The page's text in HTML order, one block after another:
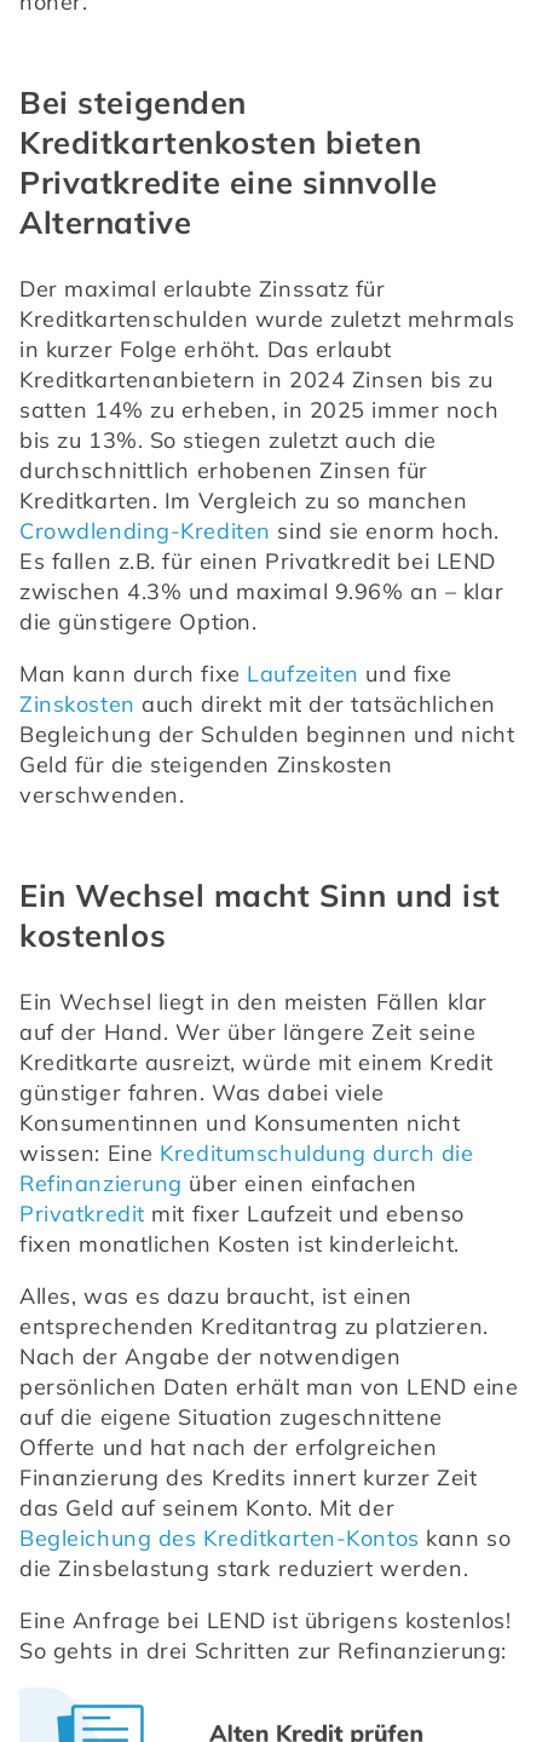
Bei steigenden
Kreditkartenkosten bieten
Privatkredite eine sinnvolle
Alternative
Der maximal erlaubte Zinssatz für
Kreditkartenschulden wurde zuletzt mehrmals
in kurzer Folge erhöht. Das erlaubt
Kreditkartenanbietern in 2024 Zinsen bis zu
satten 14% zu erheben, in 2025 immer noch
bis zu 13%. So stiegen zuletzt auch die
durchschnittlich erhobenen Zinsen für
Crowdlending-Krediten sind sie enorm hoch.
Es fallen z.B. für einen Privatkredit bei LEND
zwischen 4.3% und maximal 9.96% an – klar
die günstigere Option.
Man kann durch fixe Laufzeiten
Zinskosten auch direkt mit der tatsächlichen
Begleichung der Schulden beginnen und nicht
Geld für die steigenden Zinskosten
verschwenden.
Ein Wechsel macht Sinn und ist
kostenlos
Ein Wechsel liegt in den meisten Fällen klar
auf der Hand. Wer über längere Zeit seine
Kreditkarte ausreizt, würde mit einem Kredit
günstiger fahren. Was dabei viele
Konsumentinnen und Konsumenten nicht
wissen: Eine Kreditumschuldung durch die
Refinanzierung
Privatkredit mit fixer Laufzeit und ebenso
fixen monatlichen Kosten ist kinderleicht.
Alles, was es dazu braucht, ist einen
entsprechenden Kreditantrag zu platzieren.
Nach der Angabe der notwendigen
persönlichen Daten erhält man von LEND eine
auf die eigene Situation zugeschnittene
Offerte und hat nach der erfolgreichen
Finanzierung des Kredits innert kurzer Zeit
Begleichung des Kreditkarten-Kontos kann so
die Zinsbelastung stark reduziert werden.
Eine Anfrage bei LEND ist übrigens kostenlos!
So gehts in drei Schritten zur Refinanzierung: